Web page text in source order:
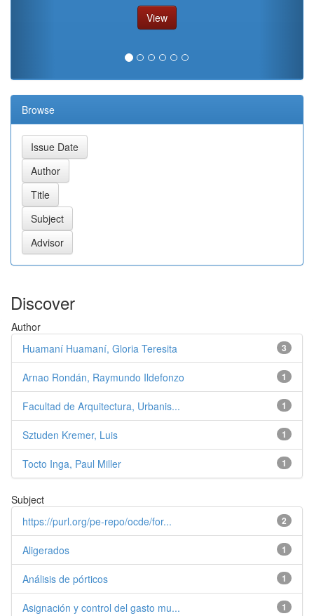
View
Browse
Discover
Author
3
Huamaní Huamaní, Gloria Teresita
1
Arnao Rondán, Raymundo Ildefonzo
1
Facultad de Arquitectura, Urbanis...
1
Sztuden Kremer, Luis
1
Tocto Inga, Paul Miller
Subject
2
https://purl.org/pe-repo/ocde/for...
1
Aligerados
1
Análisis de pórticos
1
Asignación y control del gasto mu...